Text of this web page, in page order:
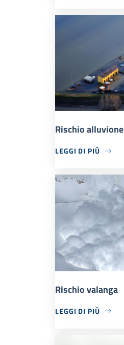
Rischio alluvione
LEGGI DI PIÙ
Rischio valanga
LEGGI DI PIÙ